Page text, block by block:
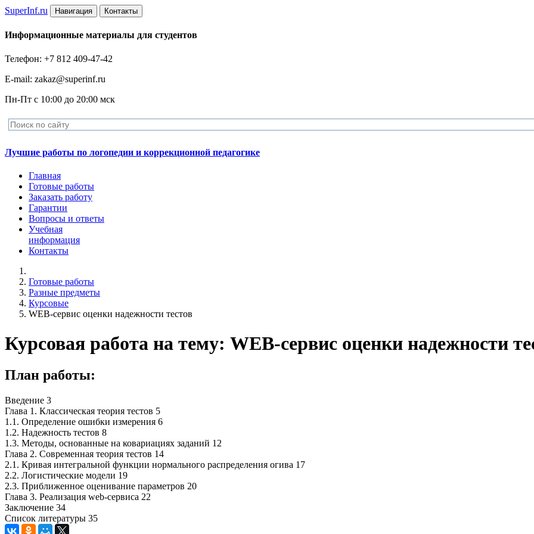
SuperInf.ru Навигация Контакты
Информационные материалы для студентов
Телефон: +7 812 409-47-42
E-mail: zakaz@superinf.ru
Пн-Пт с 10:00 до 20:00 мск
Лучшие работы по логопедии и коррекционной педагогике
Главная
Готовые работы
Заказать работу
Гарантии
Вопросы и ответы
Учебная
информация
Контакты
Готовые работы
Разные предметы
Курсовые
WEB-сервис оценки надежности тестов
Курсовая работа на тему: WEB-сервис оценки надежности
План работы:
Введение 3
Глава 1. Классическая теория тестов 5
1.1. Определение ошибки измерения 6
1.2. Надежность тестов 8
1.3. Методы, основанные на ковариациях заданий 12
Глава 2. Современная теория тестов 14
2.1. Кривая интегральной функции нормального распределения огива 17
2.2. Логистические модели 19
2.3. Приближенное оценивание параметров 20
Глава 3. Реализация web-сервиса 22
Заключение 34
Список литературы 35